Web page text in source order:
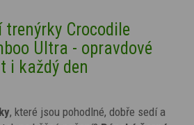
Crocodile
Ultra - opravdové
i každý den
, které jsou pohodlné, dobře sedí a